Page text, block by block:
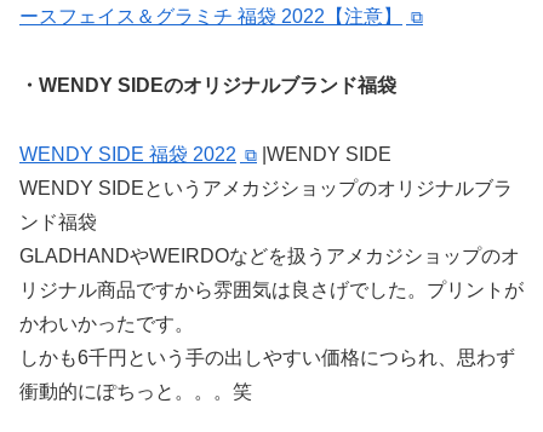
ースフェイス＆グラミチ 福袋 2022【注意】
・WENDY SIDEのオリジナルブランド福袋
WENDY SIDE 福袋 2022
|WENDY SIDE
WENDY SIDEというアメカジショップのオリジナルブラ
ンド福袋
GLADHANDやWEIRDOなどを扱うアメカジショップのオ
リジナル商品ですから雰囲気は良さげでした。プリントが
かわいかったです。
しかも6千円という手の出しやすい価格につられ、思わず
衝動的にぽちっと。。。笑